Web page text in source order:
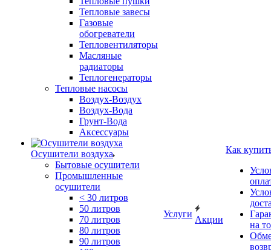
Тепловые завесы
Газовые
обогреватели
Тепловентиляторы
Масляные
радиаторы
Теплогенераторы
Тепловые насосы
Воздух-Воздух
Воздух-Вода
Грунт-Вода
Аксессуары
Осушители воздуха
Бытовые осушители
Промышленные
осушители
< 30 литров
50 литров
70 литров
80 литров
90 литров
Услуги
Акции
Как
на